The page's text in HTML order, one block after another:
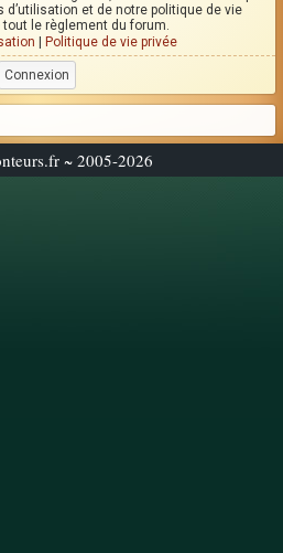
et de notre politique de vie
le règlement du forum.
Politique de vie privée
~ 2005-2026